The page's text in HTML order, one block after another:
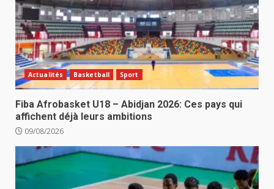
Actualités Basketball Sport
Fiba Afrobasket U18 – Abidjan 2026: Ces pays qui
affichent déjà leurs ambitions
09/08/2026